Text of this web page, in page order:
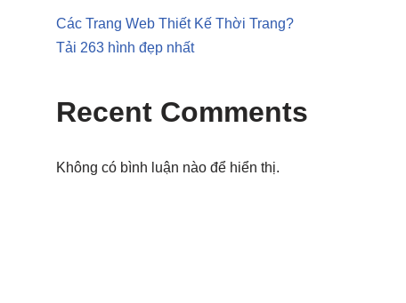
Các Trang Web Thiết Kế Thời Trang?
Tải 263 hình đẹp nhất
Recent Comments
Không có bình luận nào để hiển thị.